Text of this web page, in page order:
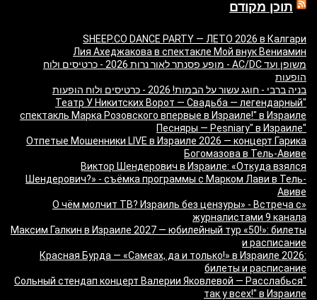
תוכן מקודם
SHEEP.CO DANCE PARTY — ЛЕТО 2026 в Калгари
Лия Ахеджакова в спектакле Мой внук Вениамин
משופן ועד AC/DC - מופע פסנתר לאור נרות 2026 - כרטיסים ולוח
הופעות
בניה ברבי - חוגג עשור על הבמות! 2026 - כרטיסים ולוח הופעות
"Театр У Никитских Ворот — Свадьба — легендарный
спектакль Марка Розовского впервые в Израиле!" в Израиле
"Песняры — Pesniary" в Израиле
Отпетые Мошенники LIVE в Израиле 2026 — концерт Гарика
Богомазова в Тель-Авиве
Виктор Шендерович в Израиле: «Откуда взялся
Шендерович?» - съёмка программы с Марком Лави в Тель-
Авиве
«О чём молчит ТВ? Израиль без цензуры» - Встреча с
журналистами 9 канала
Максим Галкин в Израиле 2027 — юбилейный тур «50!»: билеты
и расписание
Красная Бурда — «Самеах, да и только!» в Израиле 2026:
билеты и расписание
"Сольный стендап концерт Валерии Яковлевой — Расслабься
так у всех!" в Израиле